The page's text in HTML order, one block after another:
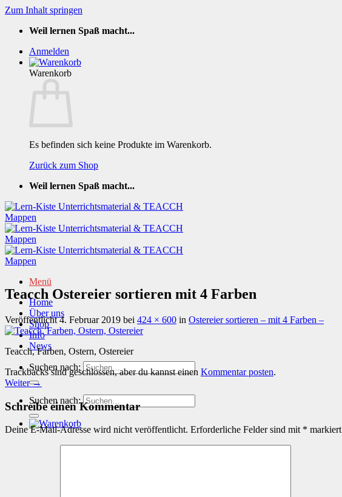
Zum Inhalt springen
Weil lernen Spaß macht...
Anmelden
Warenkorb
Es befinden sich keine Produkte im Warenkorb.
Zurück zum Shop
Weil lernen Spaß macht...
Menü
Home
Über uns
Shop
Info
News
Suchen nach:
Suchen nach:
Teacch Ostereier sortieren mit 4 Farben
Veröffentlicht4. Februar 2019 bei 424 × 600 in Ostereier sortieren – mit 4 Farben –
Teacch, Farben, Ostern, Ostereier
Trackbacks sind geschlossen, aber du kannst einen Kommentar posten.
Weiter→
Schreibe einen Kommentar
Deine E-Mail-Adresse wird nicht veröffentlicht. Erforderliche Felder sind mit * markiert